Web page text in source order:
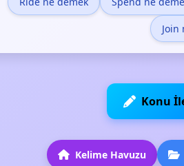
Join
Konu
Kelime Havuzu